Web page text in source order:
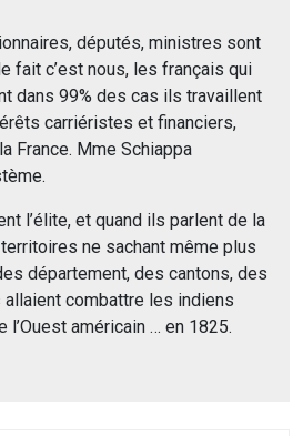
députés, ministres sont
fait c’est nous, les français qui
dans 99% des cas ils travaillent
carriéristes et financiers,
France. Mme Schiappa
l’élite, et quand ils parlent de la
ne sachant même plus
département, des cantons, des
allaient combattre les indiens
américain … en 1825.